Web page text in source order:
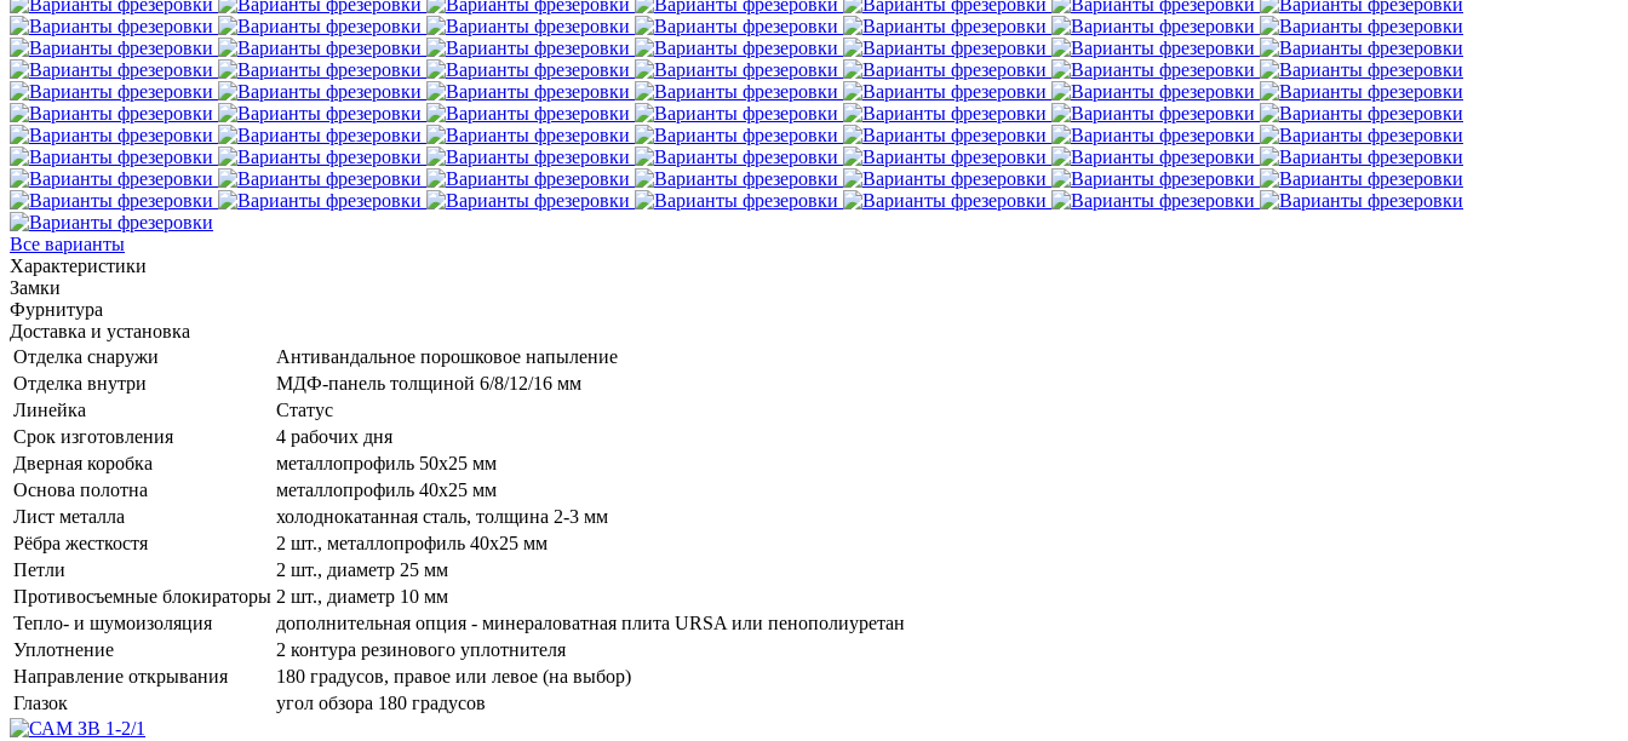
Все варианты
Характеристики
Замки
Фурнитура
Доставка и установка
Отделка снаружи
Антивандальное порошковое напыление
Отделка внутри
МДФ-панель толщиной 6/8/12/16 мм
Линейка
Статус
Срок изготовления
4 рабочих дня
Дверная коробка
металлопрофиль 50x25 мм
Основа полотна
металлопрофиль 40x25 мм
Лист металла
холоднокатанная сталь, толщина 2-3 мм
Рёбра жесткостя
2 шт., металлопрофиль 40х25 мм
Петли
2 шт., диаметр 25 мм
Противосъемные блокираторы 2 шт., диаметр 10 мм
Тепло- и шумоизоляция
дополнительная опция - минераловатная плита URSA или пенополиуретан
Уплотнение
2 контура резинового уплотнителя
Направление открывания
180 градусов, правое или левое (на выбор)
Глазок
угол обзора 180 градусов